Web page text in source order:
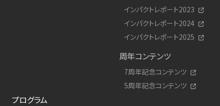
インパクトレポート2023
インパクトレポート2024
インパクトレポート2025
周年コンテンツ
7周年記念コンテンツ
5周年記念コンテンツ
プログラム